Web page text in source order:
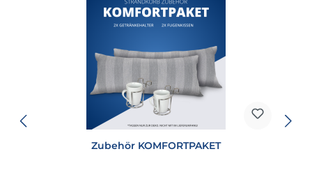
Zubehör KOMFORTPAKET